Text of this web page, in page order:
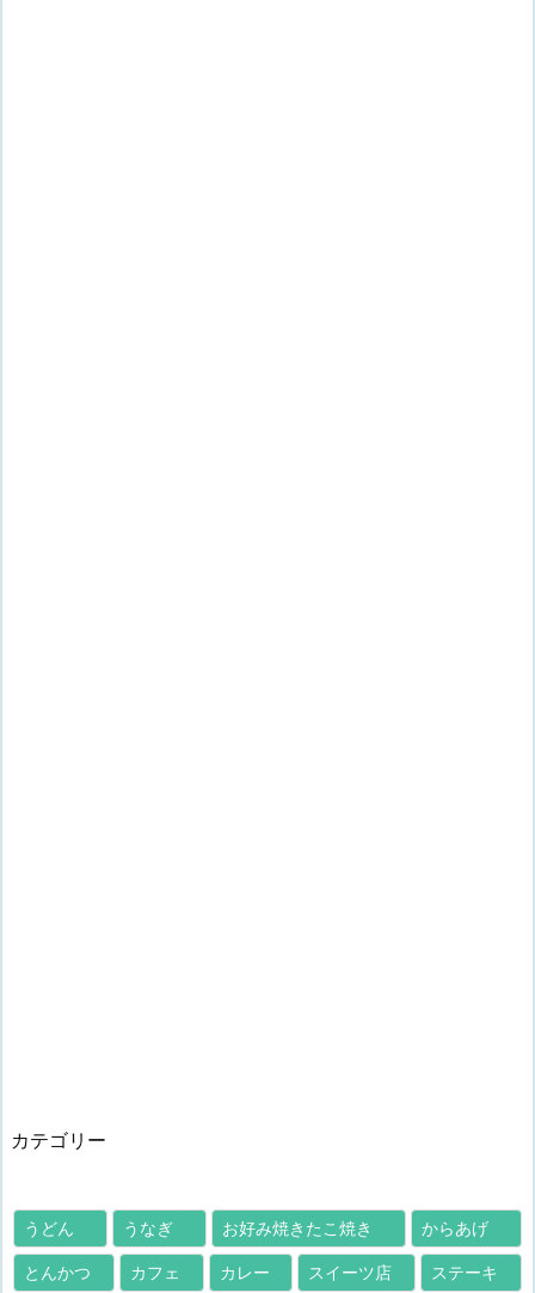
カテゴリー
うどん うなぎ お好み焼きたこ焼き からあげ
とんかつ カフェ カレー スイーツ店 ステーキ